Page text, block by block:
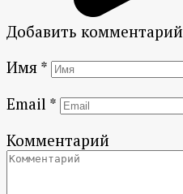
Добавить комментарий
Имя *
Email *
Комментарий